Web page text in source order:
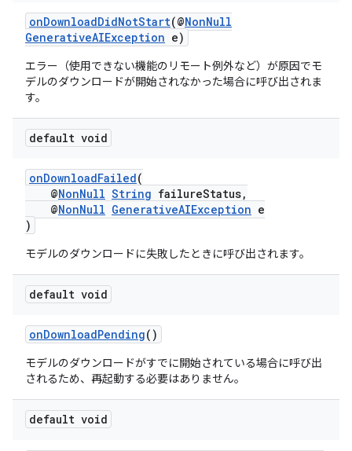
onDownloadDidNotStart(@NonNull
GenerativeAIException e)
エラー（使用できない機能のリモート例外など）が原因でモ
デルのダウンロードが開始されなかった場合に呼び出されま
す。
default void
onDownloadFailed(
@NonNull String failureStatus,
@NonNull GenerativeAIException e
)
モデルのダウンロードに失敗したときに呼び出されます。
default void
onDownloadPending()
モデルのダウンロードがすでに開始されている場合に呼び出
されるため、再起動する必要はありません。
default void